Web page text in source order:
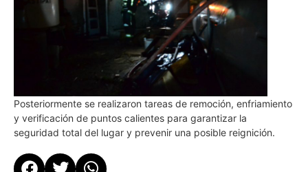
Posteriormente se realizaron tareas de remoción, enfriamiento
y verificación de puntos calientes para garantizar la
seguridad total del lugar y prevenir una posible reignición.